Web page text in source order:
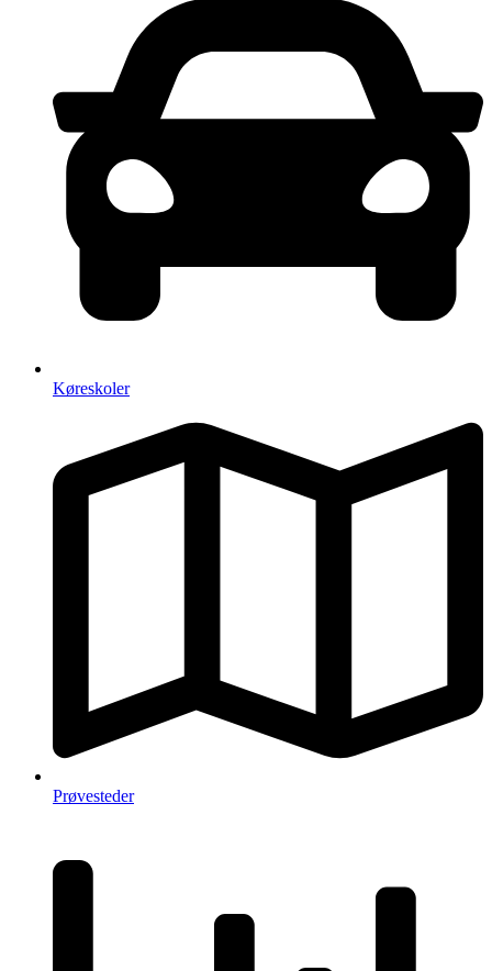
Køreskoler
Prøvesteder